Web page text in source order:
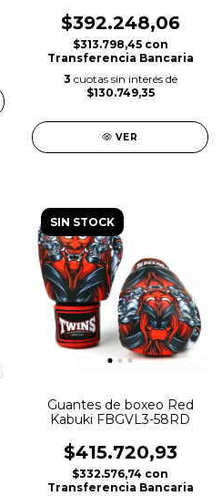
$392.248,06
$313.798,45 con
Transferencia Bancaria
3 cuotas sin interés de
$130.749,35
VER
SIN STOCK
Guantes de boxeo Red
Kabuki FBGVL3-58RD
$415.720,93
$332.576,74 con
Transferencia Bancaria